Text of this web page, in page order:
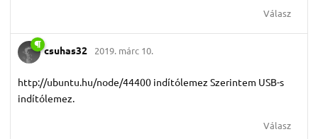
Válasz
csuhas32 2019. márc 10.
http://ubuntu.hu/node/44400 indítólemez Szerintem USB-s
indítólemez.
Válasz